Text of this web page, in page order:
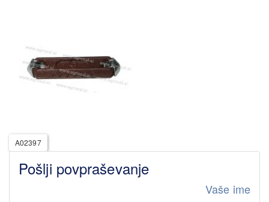
A02397
Pošlji povpraševanje
Vaše ime